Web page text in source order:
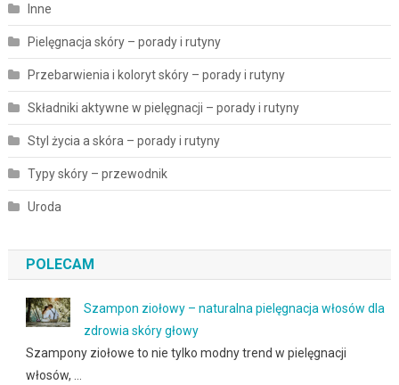
Inne
Pielęgnacja skóry – porady i rutyny
Przebarwienia i koloryt skóry – porady i rutyny
Składniki aktywne w pielęgnacji – porady i rutyny
Styl życia a skóra – porady i rutyny
Typy skóry – przewodnik
Uroda
POLECAM
Szampon ziołowy – naturalna pielęgnacja włosów dla
zdrowia skóry głowy
Szampony ziołowe to nie tylko modny trend w pielęgnacji
włosów, …